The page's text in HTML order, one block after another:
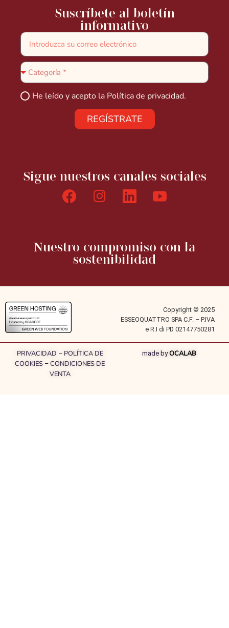
Suscríbete al boletín
informativo
He leído y acepto la Política de privacidad.
REGÍSTRATE
Sigue nuestros canales sociales
Nuestro compromiso con la
sostenibilidad
Copyright © 2025
ESSEOQUATTRO SPA C.F. – P.IVA
e R.I di PD 02147750281
PRIVACIDAD – POLÍTICA DE
COOKIES – CONDICIONES DE
VENTA
made byOCALAB